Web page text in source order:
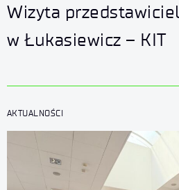
Wizyta
w Łukasiewicz – KIT
AKTUALNOŚCI